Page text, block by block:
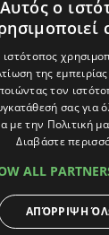
Αυτός ο
της
τον
σας για
με την Πολιτική
Διαβάστε
ALL
ΑΠΌΡΡΙΨΗ